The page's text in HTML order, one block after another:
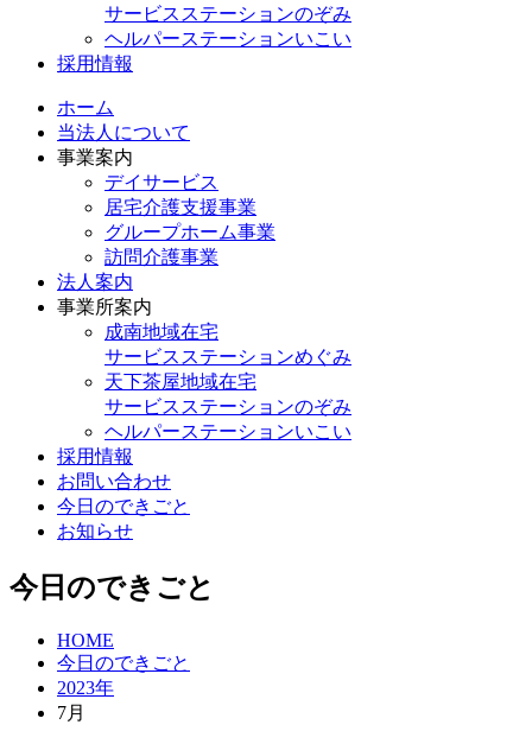
サービスステーションのぞみ
ヘルパーステーションいこい
採用情報
ホーム
当法人について
事業案内
デイサービス
居宅介護支援事業
グループホーム事業
訪問介護事業
法人案内
事業所案内
成南地域在宅
サービスステーションめぐみ
天下茶屋地域在宅
サービスステーションのぞみ
ヘルパーステーションいこい
採用情報
お問い合わせ
今日のできごと
お知らせ
今日のできごと
HOME
今日のできごと
2023年
7月